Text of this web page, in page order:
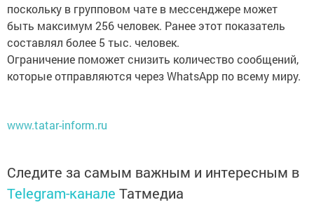
поскольку в групповом чате в мессенджере может
быть максимум 256 человек. Ранее этот показатель
составлял более 5 тыс. человек.
Ограничение поможет снизить количество сообщений,
которые отправляются через WhatsApp по всему миру.
www.tatar-inform.ru
Следите за самым важным и интересным в
Telegram-канале Татмедиа